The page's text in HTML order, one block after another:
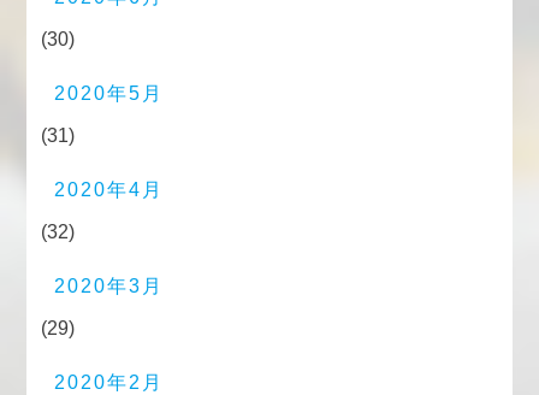
(30)
2020年5月
(31)
2020年4月
(32)
2020年3月
(29)
2020年2月